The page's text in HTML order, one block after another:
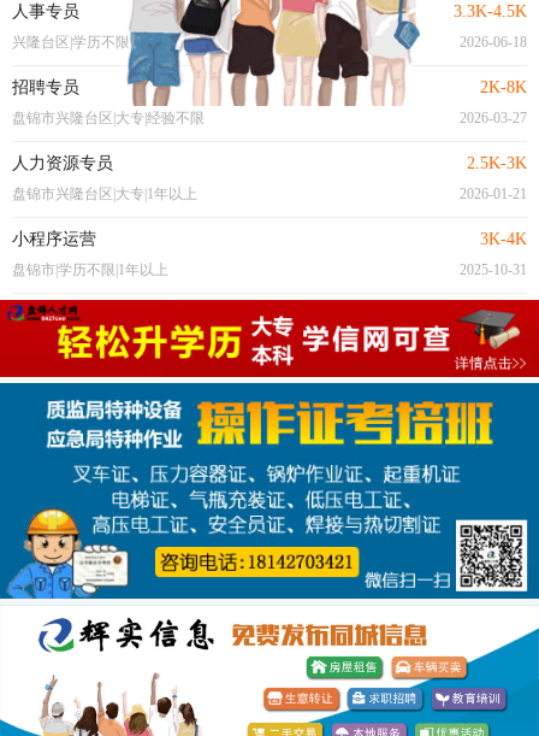
人事专员 3.3K-4.5K
兴隆台区|学历不限|经验不限 2026-06-18
招聘专员 2K-8K
盘锦市兴隆台区|大专|经验不限 2026-03-27
人力资源专员 2.5K-3K
盘锦市兴隆台区|大专|1年以上 2026-01-21
小程序运营 3K-4K
盘锦市|学历不限|1年以上 2025-10-31